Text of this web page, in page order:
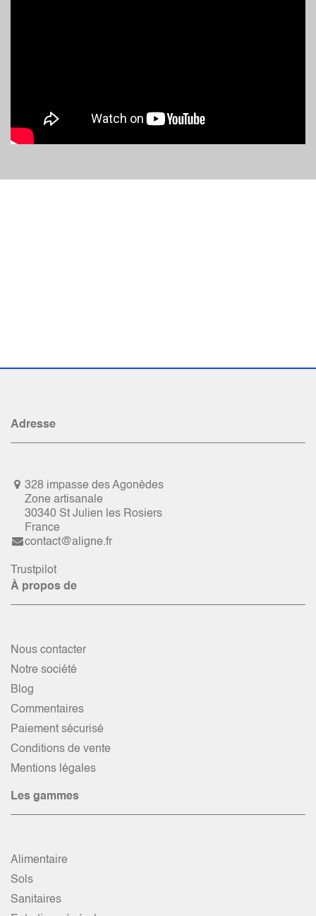
Adresse
328 impasse des Agonèdes
Zone artisanale
30340 St Julien les Rosiers
France
contact@aligne.fr
Trustpilot
À propos de
Nous contacter
Notre société
Blog
Commentaires
Paiement sécurisé
Conditions de vente
Mentions légales
Les gammes
Alimentaire
Sols
Sanitaires